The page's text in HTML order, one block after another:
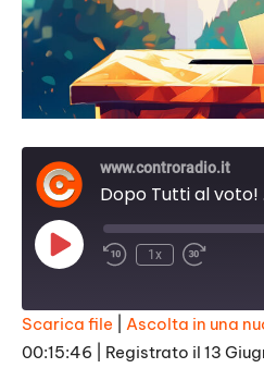
www.controradio.it
Play
Episode
1x
SHARE
Scarica file Ascolta in una
00:15:46
Registrato il 13